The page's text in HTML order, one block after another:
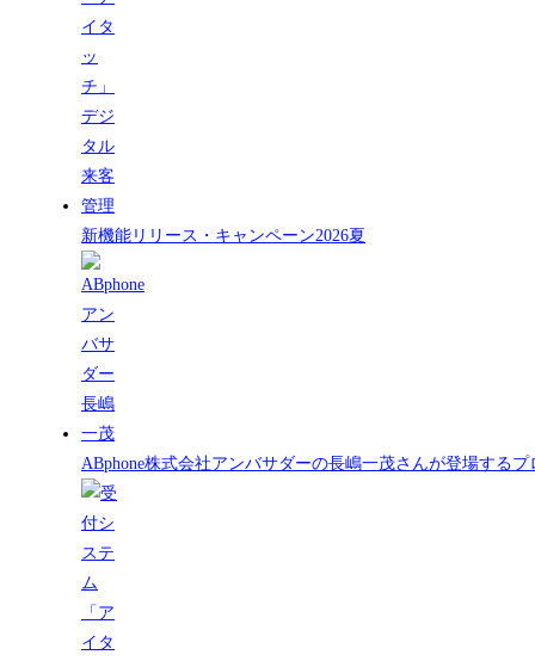
新機能リリース・キャンペーン2026夏
ABphone株式会社アンバサダーの長嶋一茂さんが登場する